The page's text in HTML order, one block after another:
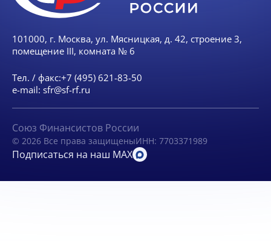
101000, г. Москва, ул. Мясницкая, д. 42, строение 3,
помещение III, комната № 6
Тел. / факс:+7 (495) 621-83-50
e-mail: sfr@sf-rf.ru
Союз Финансистов России
© 2026 Все права защищеныИНН: 7703371989
Подписаться на наш MAX